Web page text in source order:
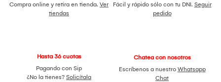
Compra online y retira en tienda. Ver
tiendas
Fácil y rápido sólo con tu DNI. Seguir
pedido
Hasta 36 cuotas
Pagando con Sip
¿No la tienes? Solicítala
Chatea con nosotros
Escríbenos a nuestro Whatsapp
Chat